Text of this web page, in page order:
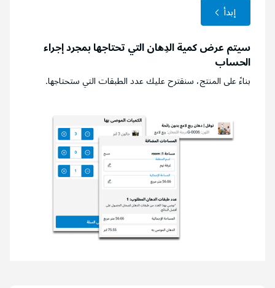
إبدأ
سيتم عرض كمية الدِهان التي تحتاجها بمجرد إجراء
الحساب
بناءً على المنتج، سنقترح عليك عدد الطبقات التي ستحتاجها.